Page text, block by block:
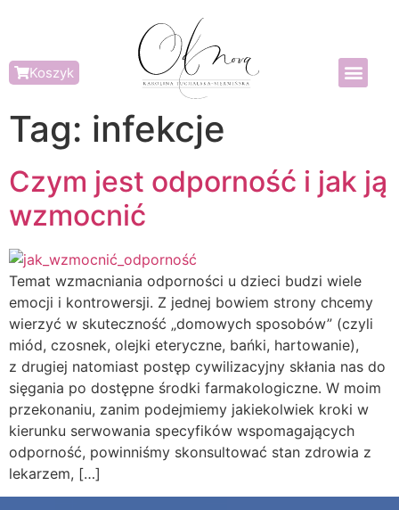
Koszyk
Tag: infekcje
Czym jest odporność i jak ją
wzmocnić
Temat wzmacniania odporności u dzieci budzi wiele
emocji i kontrowersji. Z jednej bowiem strony chcemy
wierzyć w skuteczność „domowych sposobów” (czyli
miód, czosnek, olejki eteryczne, bańki, hartowanie),
z drugiej natomiast postęp cywilizacyjny skłania nas do
sięgania po dostępne środki farmakologiczne. W moim
przekonaniu, zanim podejmiemy jakiekolwiek kroki w
kierunku serwowania specyfików wspomagających
odporność, powinniśmy skonsultować stan zdrowia z
lekarzem, […]